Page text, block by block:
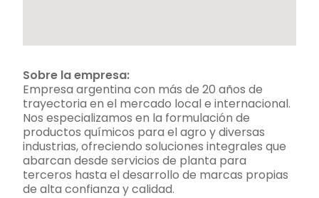
Sobre la empresa:
Empresa argentina con más de 20 años de
trayectoria en el mercado local e internacional.
Nos especializamos en la formulación de
productos químicos para el agro y diversas
industrias, ofreciendo soluciones integrales que
abarcan desde servicios de planta para
terceros hasta el desarrollo de marcas propias
de alta confianza y calidad.